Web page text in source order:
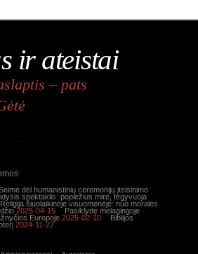
ir ateistai
– pats
dėl humanistinių ceremonijų įteisinimo
spektaklis: popiežius mirė, tegyvuoja
Religija šiuolaikinėje visuomenėje: nuo moralės
2025-04-15
Pasiklydę melagingoje
Europoje 2025-02-10
Biblijos
2024-11-27